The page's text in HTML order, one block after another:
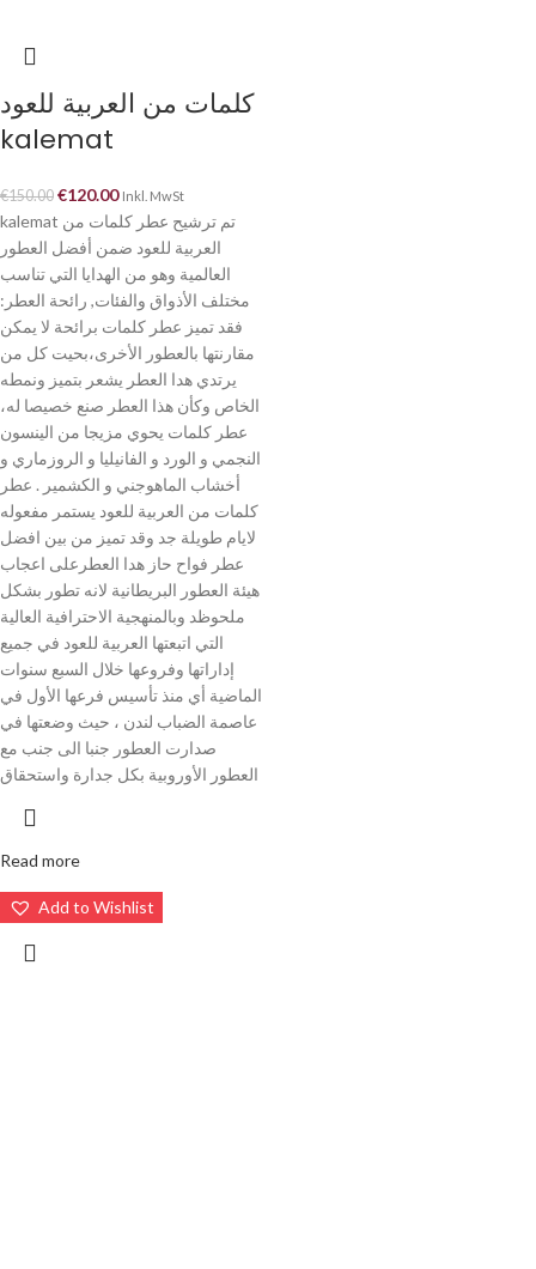
كلمات من العربية للعود
kalemat
€150.00 €120.00 Inkl. MwSt
kalemat تم ترشيح عطر كلمات من
العربية للعود ضمن أفضل العطور
العالمية وهو من الهدايا التي تناسب
مختلف الأذواق والفئات, رائحة العطر:
فقد تميز عطر كلمات برائحة لا يمكن
مقارنتها بالعطور الأخرى،بحيت كل من
يرتدي هدا العطر يشعر بتميز ونمطه
الخاص وكأن هذا العطر صنع خصيصا له،
عطر كلمات يحوي مزيجا من الينسون
النجمي و الورد و الفانيليا و الروزماري و
أخشاب الماهوجني و الكشمير . عطر
كلمات من العربية للعود يستمر مفعوله
لايام طويلة جد وقد تميز من بين افضل
عطر فواح حاز هدا العطرعلى اعجاب
هيئة العطور البريطانية لانه تطور بشكل
ملحوظد وبالمنهجية الاحترافية العالية
التي اتبعتها العربية للعود في جميع
إداراتها وفروعها خلال السبع سنوات
الماضية أي منذ تأسيس فرعها الأول في
عاصمة الضباب لندن ، حيث وضعتها في
صدارت العطور جنبا الى جنب مع
العطور الأوروبية بكل جدارة واستحقاق
Read more
Add to Wishlist